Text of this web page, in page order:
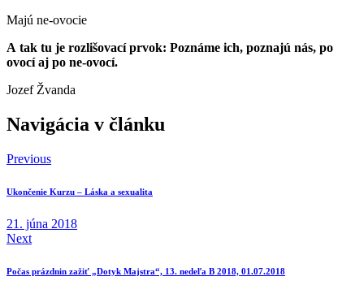
Majú ne-ovocie
A tak tu je rozlišovací prvok: Poznáme ich, poznajú nás, po
ovocí aj po ne-ovocí.
Jozef Žvanda
Navigácia v článku
Previous
Ukončenie Kurzu – Láska a sexualita
21. júna 2018
Next
Počas prázdnin zažiť „Dotyk Majstra“, 13. nedeľa B 2018, 01.07.2018